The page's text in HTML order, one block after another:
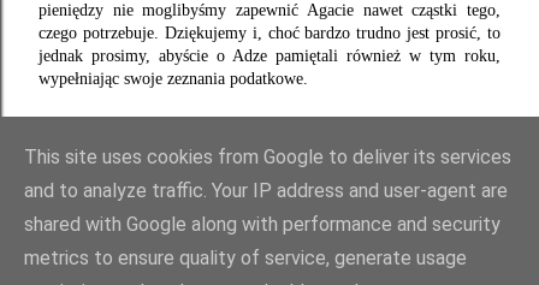
pieniędzy nie moglibyśmy zapewnić Agacie nawet cząstki tego,
czego potrzebuje. Dziękujemy i, choć bardzo trudno jest prosić, to
jednak prosimy, abyście o Adze pamiętali również w tym roku,
wypełniając swoje zeznania podatkowe.
This site uses cookies from Google to deliver its services
and to analyze traffic. Your IP address and user-agent are
shared with Google along with performance and security
metrics to ensure quality of service, generate usage